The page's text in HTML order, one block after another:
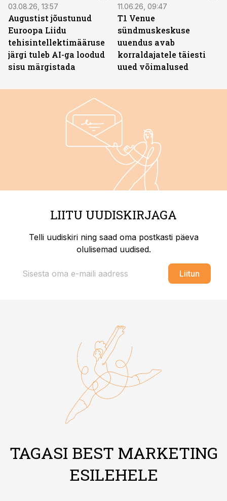
03.08.26, 13:57
Augustist jõustunud
Euroopa Liidu
tehisintellektimääruse
järgi tuleb AI-ga loodud
sisu märgistada
11.06.26, 09:47
T1 Venue
sündmuskeskuse
uuendus avab
korraldajatele täiesti
uued võimalused
LIITU UUDISKIRJAGA
Telli uudiskiri ning saad oma postkasti päeva
olulisemad uudised.
Liitun
TAGASI BEST MARKETING
ESILEHELE